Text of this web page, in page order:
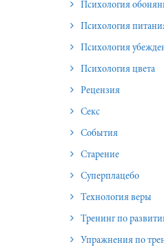
Психология
Психология
Психология
Психология цвета
Рецензия
Секс
События
Старение
Суперплацебо
Технология веры
Тренинг по
Упражнения по